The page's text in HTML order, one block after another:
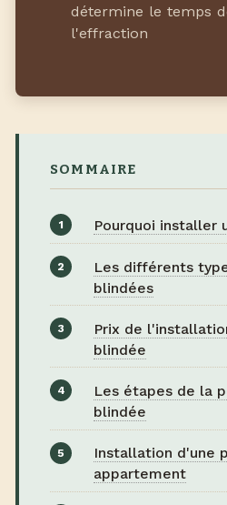
détermine le temps
l'effraction
SOMMAIRE
Pourquoi installer
Les différents
blindées
Prix de
blindée
Les étapes de la
blindée
Installation d'une
appartement